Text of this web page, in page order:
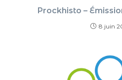
Prockhisto –
8 juin